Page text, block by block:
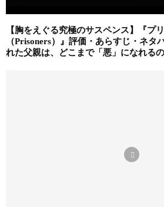
【胸をえぐる究極のサスペンス】『プ
（Prisoners）』評価・あらすじ・ネタ
れた父親は、どこまで「悪」になれる